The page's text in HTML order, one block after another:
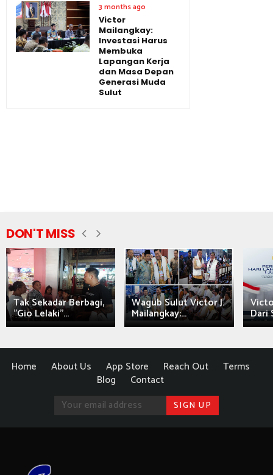
3 months ago
Victor
Mailangkay:
Investasi Harus
Membuka
Lapangan Kerja
dan Masa Depan
Generasi Muda
Sulut
DON'T MISS
Tak Sekadar Berbagi,
"Gio Lelaki"...
Wagub Sulut Victor J.
Mailangkay:... Dari
Home About Us App Store Reach Out
Terms
Blog
Contact